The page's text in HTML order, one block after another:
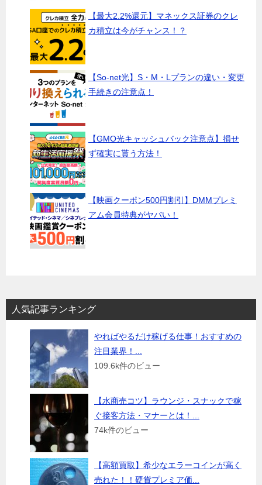
【最大2.2%還元】マネックス証券のクレ
カ積立は今がチャンス！？
【So-net光】S・M・Lプランの違い・変更
手続きの注意点！
【GMO光キャッシュバック注意点】損せ
ず確実に貰う方法！
【映画クーポン500円割引】DMMプレミ
アム会員特典がヤバい！
人気記事ランキング
やればやるだけ稼げる仕事！おすすめの
注目業界！...
109.6k件のビュー
【水商売コツ】ラウンジ・スナックで稼
ぐ接客方法・マナーとは！...
74k件のビュー
【高額買取】希少なエラーコインが高く
売れた！！硬貨プレミア価...